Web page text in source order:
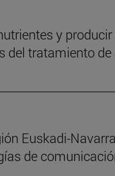
y
del tratamiento
Euskadi-
de